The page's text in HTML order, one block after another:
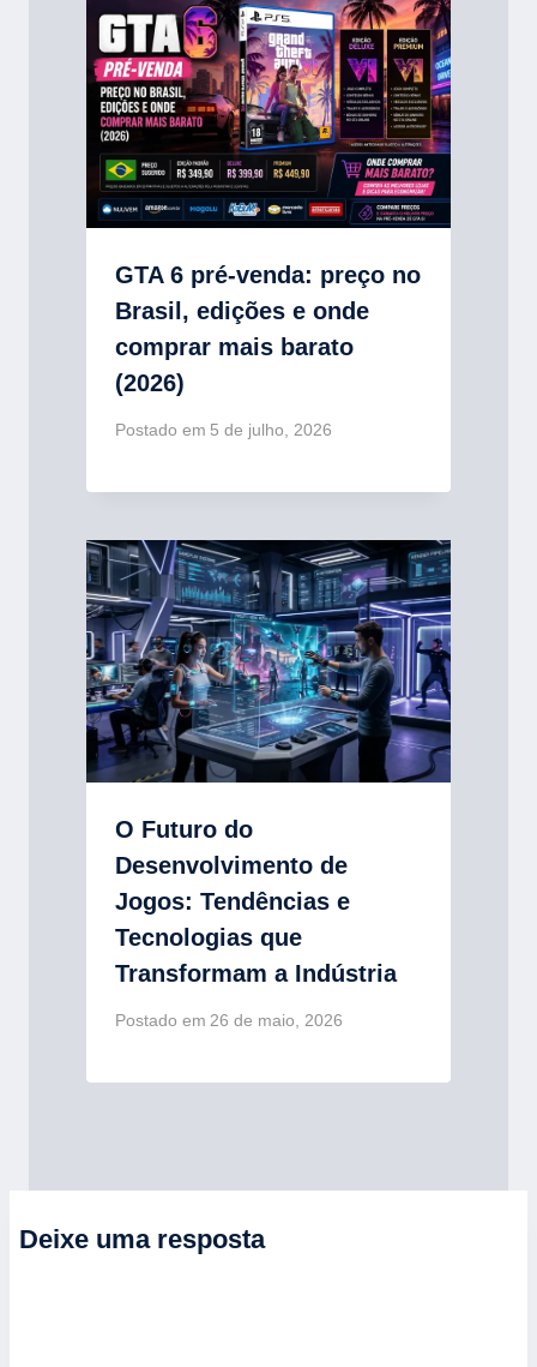
GTA 6 pré-venda: preço no
Brasil, edições e onde
comprar mais barato
(2026)
Postado em 5 de julho, 2026
O Futuro do
Desenvolvimento de
Jogos: Tendências e
Tecnologias que
Transformam a Indústria
Postado em 26 de maio, 2026
Deixe uma resposta